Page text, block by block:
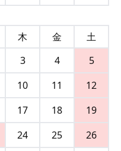
木 金
土
3 4
5
10 11
12
17 18
19
24 25
26